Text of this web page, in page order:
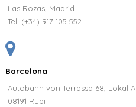
Las Rozas, Madrid
Tel: (+34) 917 105 552
Barcelona
Autobahn von Terrassa 68, Lokal A
08191 Rubi